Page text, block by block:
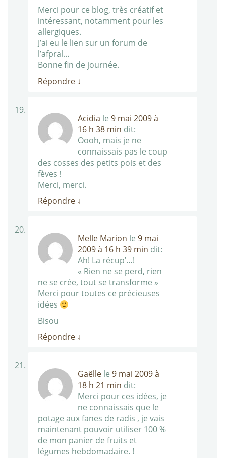
Merci pour ce blog, très créatif et
intéressant, notamment pour les
allergiques.
J’ai eu le lien sur un forum de
l’afpral…
Bonne fin de journée.
Répondre ↓
Acidia le 9 mai 2009 à
16 h 38 min dit:
Oooh, mais je ne
connaissais pas le coup
des cosses des petits pois et des
fèves !
Merci, merci.
Répondre ↓
Melle Marion le 9 mai
2009 à 16 h 39 min dit:
Ah! La récup’…!
« Rien ne se perd, rien
ne se crée, tout se transforme »
Merci pour toutes ce précieuses
idées
Bisou
Répondre ↓
Gaëlle le 9 mai 2009 à
18 h 21 min dit:
Merci pour ces idées, je
ne connaissais que le
potage aux fanes de radis , je vais
maintenant pouvoir utiliser 100 %
de mon panier de fruits et
légumes hebdomadaire. !